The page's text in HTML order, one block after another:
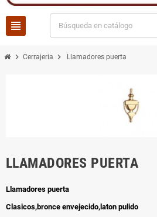
view_headline
chevron_right Cerrajeria chevron_right Llamadores puerta
LLAMADORES PUERTA
Llamadores puerta
Clasicos,bronce envejecido,laton pulido